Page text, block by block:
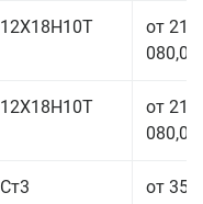
12Х18Н10Т
от 211
080,00
12Х18Н10Т
от 211
080,00
Ст3
от 35